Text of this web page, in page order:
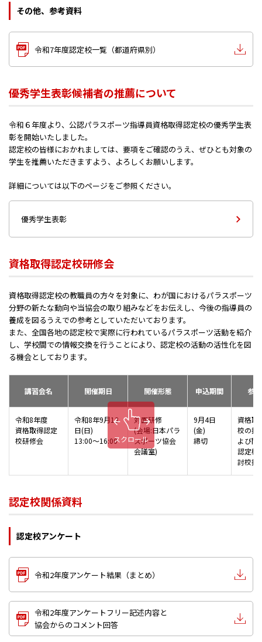
その他、参考資料
令和7年度認定校一覧（都道府県別）
優秀学生表彰候補者の推薦について
令和６年度より、公認パラスポーツ指導員資格取得認定校の優秀学生表
彰を開始いたしました。
認定校の皆様におかれましては、要項をご確認のうえ、ぜひとも対象の
学生を推薦いただきますよう、よろしくお願いします。
詳細については以下のページをご参照ください。
優秀学生表彰
資格取得認定校研修会
資格取得認定校の教職員の方々を対象に、わが国におけるパラスポーツ
分野の新たな動向や当協会の取り組みなどをお伝えし、今後の指導員の
養成を図るうえでの参考としていただいております。
また、全国各地の認定校で実際に行われているパラスポーツ活動を紹介
し、学校間での情報交換を行うことにより、認定校の活動の活性化を図
る機会としております。
講習会名 開催期日 開催形態 申込期間 参
令和8年度
資格取得認定
校研修会
令和8年9月13
日(日)
13:00～16:00
対面研修
(会場:日本パラ
スポーツ協会
会議室)
9月4日
(金)
締切
資格取
校の担
よび関
認定校
討校担
スクロール
認定校関係資料
認定校アンケート
令和2年度アンケート結果（まとめ）
令和2年度アンケートフリー記述内容と
協会からのコメント回答